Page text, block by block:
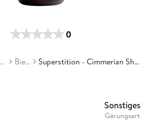
0
Superstition Meadery Biere Superstition - Cimmerian Shadow
Sonstiges
Gärungsart